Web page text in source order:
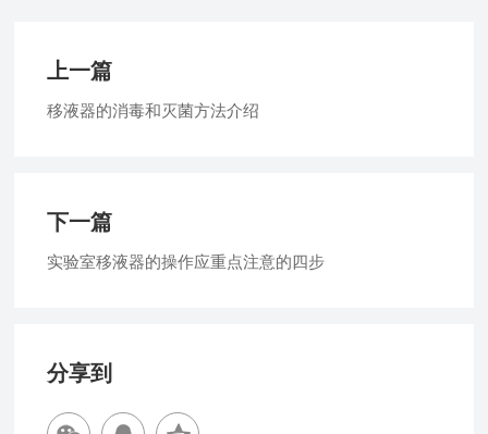
上一篇
移液器的消毒和灭菌方法介绍
下一篇
实验室移液器的操作应重点注意的四步
分享到